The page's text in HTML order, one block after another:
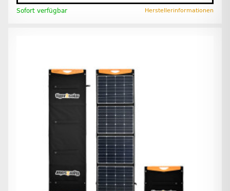
Sofort verfügbar Herstellerinformationen